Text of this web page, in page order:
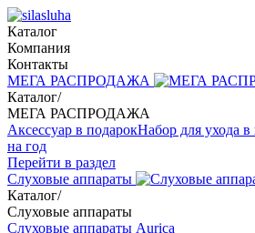
Каталог
Компания
Контакты
МЕГА РАСПРОДАЖА
Каталог/
МЕГА РАСПРОДАЖА
Аксессуар в подарокНабор для ухода в
на год
Перейти в раздел
Слуховые аппараты
Каталог/
Слуховые аппараты
Слуховые аппараты Aurica